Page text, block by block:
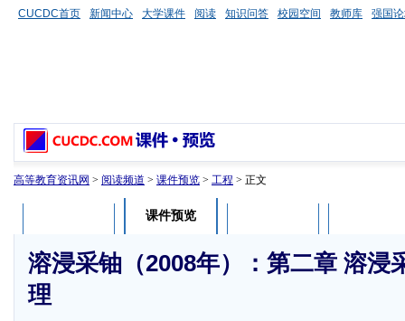
CUCDC首页 新闻中心 大学课件 阅读 知识问答 校园空间 教师库 强国
高等教育资讯网 > 阅读频道 > 课件预览 > 工程 > 正文
课件预览
溶浸采铀（2008年）：第二章 溶浸
理